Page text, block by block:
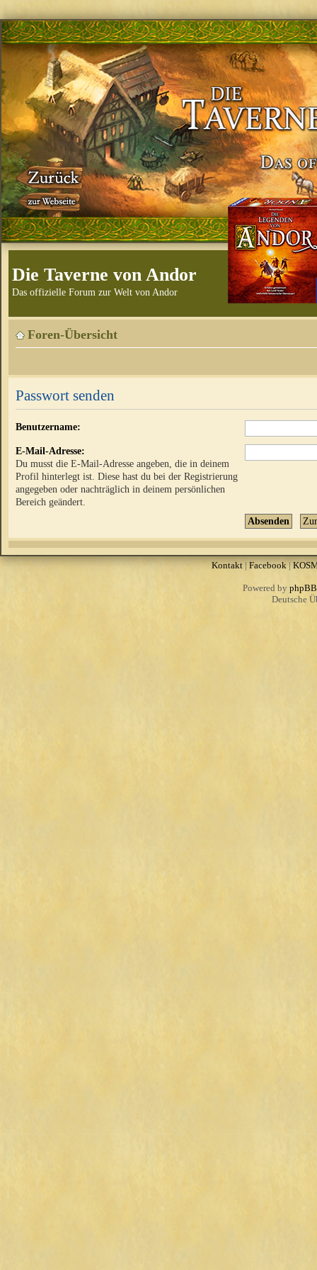
Die Taverne von Andor
Das offizielle Forum zur Welt von Andor
Foren-Übersicht
Passwort senden
Benutzername:
E-Mail-Adresse:
Du musst die E-Mail-Adresse angeben, die in deinem
Profil hinterlegt ist. Diese hast du bei der Registrierung
angegeben oder nachträglich in deinem persönlichen
Bereich geändert.
Kontakt| Facebook |
Powered by phpBB
Deutsche